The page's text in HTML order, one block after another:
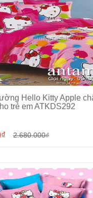
Chọn sản phẩm
Hello Kitty Apple
trẻ em ATKDS292
2.680.000₫